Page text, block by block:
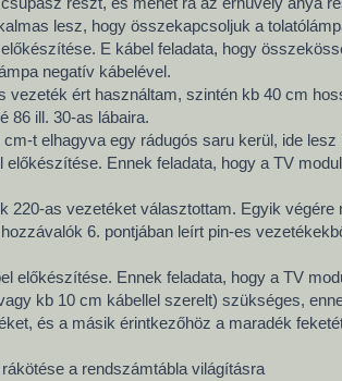
lesz, hogy összekapcsoljuk a
E kábel feladata, hogy
negatív kábelével.
vezeték ért használtam, szintén kb 40 cm
86 ill. 30-as lábaira.
t elhagyva egy rádugós saru kerül, ide
előkészítése. Ennek feladata, hogy a TV
220-as vezetéket választottam. Egyik
6. pontjában leírt pin-es
előkészítése. Ennek feladata, hogy a TV
kb 10 cm kábellel szerelt) szükséges,
és a másik érintkezőhöz a maradék
a rendszámtábla világításra